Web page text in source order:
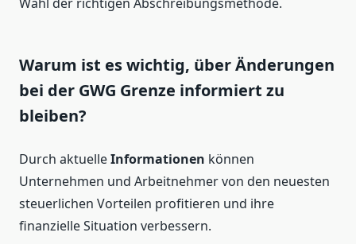
Warum ist es wichtig, über Änderungen
bei der GWG Grenze informiert zu
bleiben?
Durch aktuelleInformationen können
Unternehmen und Arbeitnehmer von den neuesten
steuerlichen Vorteilen profitieren und ihre
finanzielle Situation verbessern.